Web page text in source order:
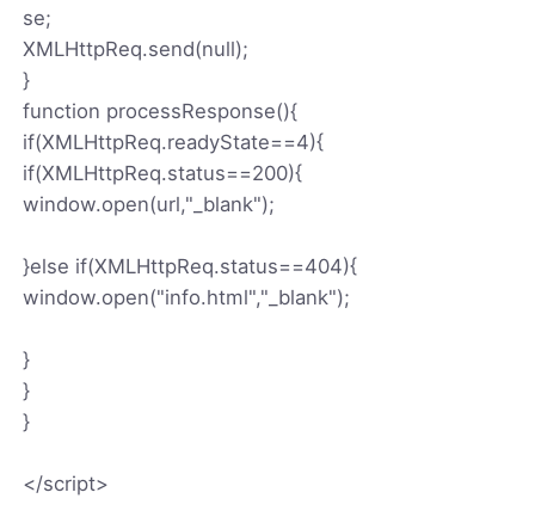
se;
XMLHttpReq.send(null);
}
function processResponse(){
if(XMLHttpReq.readyState==4){
if(XMLHttpReq.status==200){
window.open(url,"_blank");
}else if(XMLHttpReq.status==404){
window.open("info.html","_blank");
}
}
}
</script>